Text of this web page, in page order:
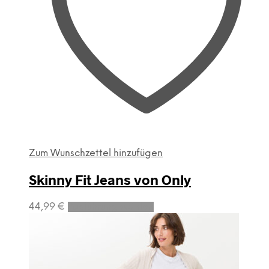
Zum Wunschzettel hinzufügen
Skinny Fit Jeans von Only
44,99 €
Dieses
Produkt
weist
mehrere
Varianten
auf.